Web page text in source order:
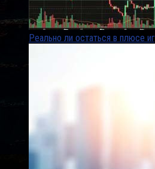
Реально ли остаться в плюсе